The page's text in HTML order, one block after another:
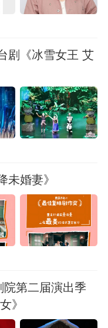
剧《冰雪女王 艾
未婚妻》
第二届演出季
》